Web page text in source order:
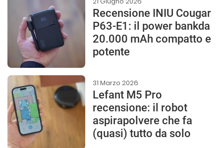
Recensione INIU Cougar
P63-E1: il power bankda
20.000 mAh compatto e
potente
31 Marzo 2026
Lefant M5 Pro
recensione: il robot
aspirapolvere che fa
(quasi) tutto da solo